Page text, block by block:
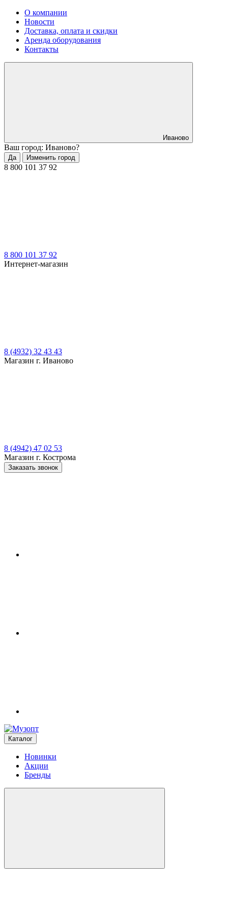
О компании
Новости
Доставка, оплата и скидки
Аренда оборудования
Контакты
Иваново
Ваш город: Иваново?
Да Изменить город
8 800 101 37 92
8 800 101 37 92
Интернет-магазин
8 (4932) 32 43 43
Магазин г. Иваново
8 (4942) 47 02 53
Магазин г. Кострома
Заказать звонок
Каталог
Новинки
Акции
Бренды